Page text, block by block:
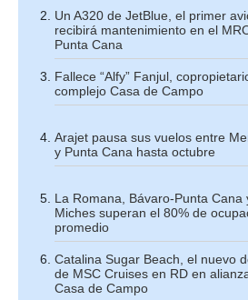
Un A320 de JetBlue, el primer
recibirá mantenimiento en el
Punta Cana
Fallece “Alfy” Fanjul,
complejo Casa de Campo
Arajet pausa sus vuelos entre
y Punta Cana hasta octubre
La Romana, Bávaro-Punta Cana
Miches superan el 80% de
promedio
Catalina Sugar Beach, el nuevo
de MSC Cruises en RD en
Casa de Campo